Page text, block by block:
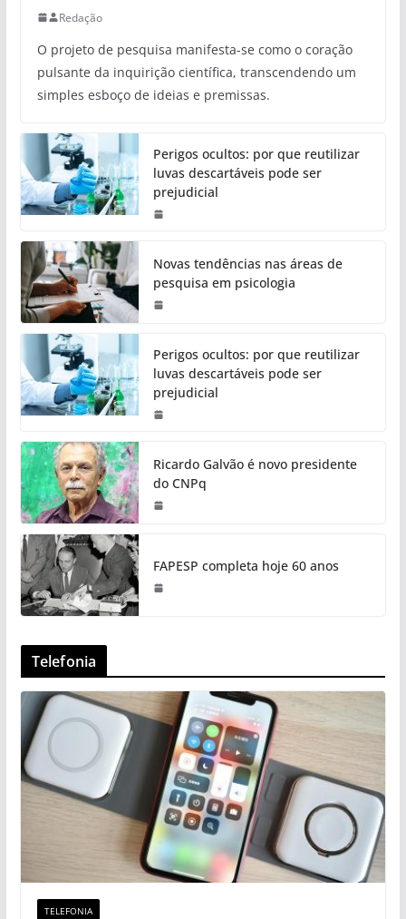
Redação
O projeto de pesquisa manifesta-se como o coração
pulsante da inquirição científica, transcendendo um
simples esboço de ideias e premissas.
Perigos ocultos: por que reutilizar
luvas descartáveis pode ser
prejudicial
Novas tendências nas áreas de
pesquisa em psicologia
Perigos ocultos: por que reutilizar
luvas descartáveis pode ser
prejudicial
Ricardo Galvão é novo presidente
do CNPq
FAPESP completa hoje 60 anos
Telefonia
TELEFONIA